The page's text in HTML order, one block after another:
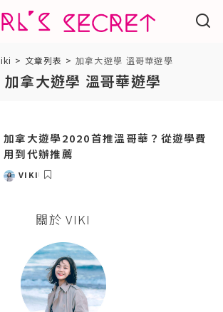
> 文章列表 > 加拿大遊學 溫哥華遊學
加拿大遊學 溫哥華遊學
加拿大遊學2020首推溫哥華？從遊學費
用到代辦推薦
POSTED
VIKI
關於 VIKI